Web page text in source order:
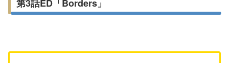
第3話ED「Borders」